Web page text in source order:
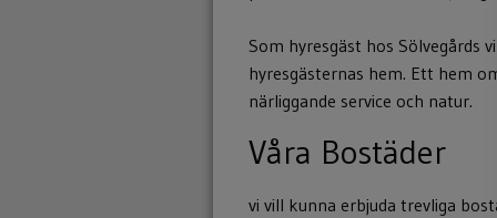
Som hyresgäst hos Sölvegårds
hyresgästernas hem. Ett hem
närliggande service och natur.
Våra Bostäder
vi vill kunna erbjuda trevliga